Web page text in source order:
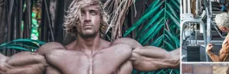
Polityka
Społeczeństwo